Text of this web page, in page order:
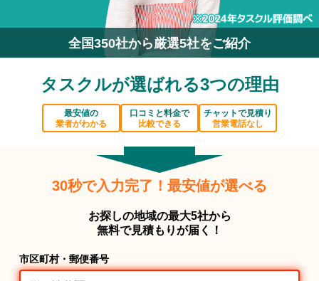
全国350社から厳選5社をご紹介
タスクルが選ばれる3つの理由
最安値の
業者がわかる
口コミと料金で
比較できる
チャットで見積り
営業電話なし
30秒で入力完了！最安値が選べる
お探しの地域の最大5社から
無料で見積もりが届く！
市区町村・郵便番号